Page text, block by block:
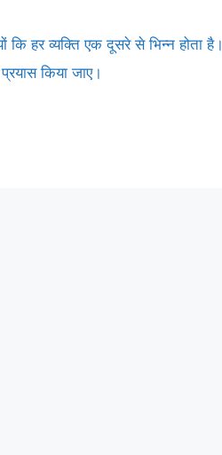
हर व्यक्ति एक दूसरे से भिन्न होता है।
किया जाए।